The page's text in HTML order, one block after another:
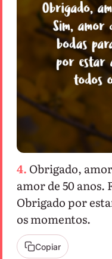
4. Obrigado,
amor de 50 anos.
Obrigado por
os momentos.
Copiar